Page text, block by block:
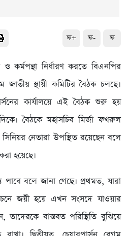
ফ+ ফ- ফ
কর্মপন্থা নির্ধারণ করতে বিএনপির
জাতীয় স্থায়ী কমিটির বৈঠক চলছে।
কার্যালয়ে এই বৈঠক শুরু হয়
বৈঠকে মহাসচিব মির্জা ফখরুল
নেতারা উপস্থিত রয়েছেন বলে
হয়েছে।
পাবে বলে জানা গেছে। প্রথমত, যারা
জয়ী হয়ে এখন সংসদে যাওয়ার
তাদেরকে বাস্তবত পরিস্থিতি বুঝিয়ে